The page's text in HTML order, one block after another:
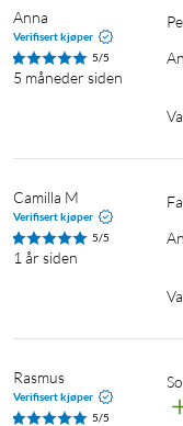
Anna
Verifisert kjøper
5/5
5 måneder siden
Camilla M
Verifisert kjøper
5/5
1 år siden
Rasmus
Verifisert kjøper
5/5